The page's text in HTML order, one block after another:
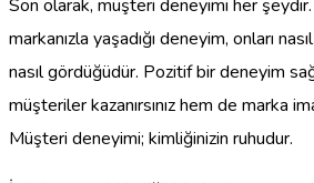
Son olarak, müşteri deneyimi her
markanızla yaşadığı deneyim, onları
nasıl gördüğüdür. Pozitif bir deneyim
müşteriler kazanırsınız hem de marka
Müşteri deneyimi; kimliğinizin ruhudur.